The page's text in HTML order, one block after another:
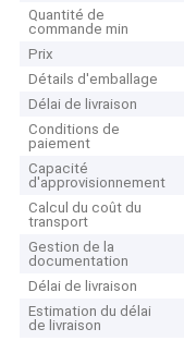
Quantité de
commande min
Prix
Détails d'emballage
Délai de livraison
Conditions de
paiement
Capacité
d'approvisionnement
Calcul du coût du
transport
Gestion de la
documentation
Délai de livraison
Estimation du délai
de livraison